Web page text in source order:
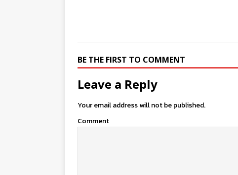
BE THE FIRST TO COMMENT
Leave a Reply
Your email address will not be published.
Comment